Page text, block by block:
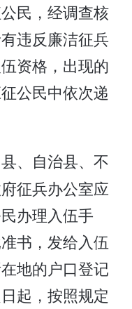
民，经调查核
违反廉洁征兵
资格，出现的
公民中依次递
、自治县、不
征兵办公室应
办理入伍手
书，发给入伍
地的户口登记
起，按照规定